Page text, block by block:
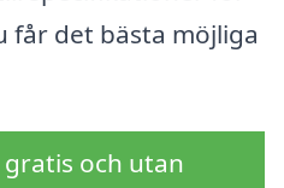
får det bästa möjliga
och utan